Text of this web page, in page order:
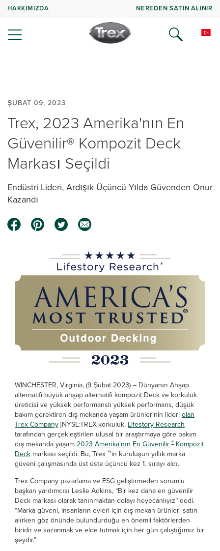
HAKKIMIZDA NEREDEN SATIN ALINIR
ŞUBAT 09, 2023
Trex, 2023 Amerika'nın En
Güvenilir® Kompozit Deck
Markası Seçildi
Endüstri Lideri, Ardışık Üçüncü Yılda Güvenden Onur
Kazandı
WINCHESTER, Virginia, (9 Şubat 2023) – Dünyanın Ahşap
alternatifi büyük ahşap alternatifi kompozit Deck ve korkuluk
üreticisi ve yüksek performanslı yüksek performans, düşük
bakım gerektiren dış mekanda yaşam ürünlerinin lideri olan
Trex Company [NYSE:TREX]korkuluk, Lifestory Research
tarafından gerçekleştirilen ulusal bir araştırmaya göre bakım
dış mekanda yaşam 2023 Amerika'nın En Güvenilir ® Kompozit
Deck markası seçildi. Bu, Trex ®'in kuruluşun yıllık marka
güveni çalışmasında üst üste üçüncü kez 1. sırayı aldı.
Trex Company pazarlama ve ESG geliştirmeden sorumlu
başkan yardımcısı Leslie Adkins, “Bir kez daha en güvenilir
Deck markası olarak tanınmaktan dolayı heyecanlıyız” dedi.
“Marka güveni, insanların evleri için dış mekan ürünleri satın
alırken göz önünde bulundurduğu en önemli faktörlerden
biridir ve kazanmak ve elde tutmak için her gün çalıştığımız bir
şeydir.”